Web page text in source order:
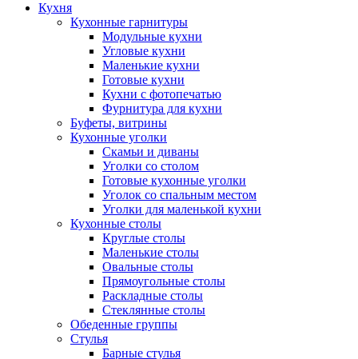
Кухня
Кухонные гарнитуры
Модульные кухни
Угловые кухни
Маленькие кухни
Готовые кухни
Кухни с фотопечатью
Фурнитура для кухни
Буфеты, витрины
Кухонные уголки
Скамьи и диваны
Уголки со столом
Готовые кухонные уголки
Уголок со спальным местом
Уголки для маленькой кухни
Кухонные столы
Круглые столы
Маленькие столы
Овальные столы
Прямоугольные столы
Раскладные столы
Стеклянные столы
Обеденные группы
Стулья
Барные стулья